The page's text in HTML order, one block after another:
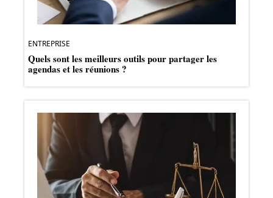
ENTREPRISE
Quels sont les meilleurs outils pour partager les
agendas et les réunions ?